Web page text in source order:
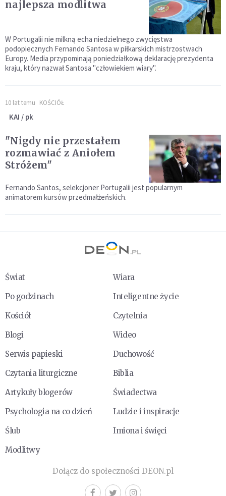
najlepsza modlitwa
W Portugalii nie milkną echa niedzielnego zwycięstwa
podopiecznych Fernando Santosa w piłkarskich mistrzostwach
Europy. Media przypominają poniedziałkową deklarację prezydenta
kraju, który nazwał Santosa "człowiekiem wiary".
10 lat temu KOŚCIÓŁ
KAI / pk
"Nigdy nie przestałem
rozmawiać z Aniołem
Stróżem"
Fernando Santos, selekcjoner Portugalii jest popularnym
animatorem kursów przedmałżeńskich.
Świat
Wiara
Po godzinach
Inteligentne życie
Kościół
Czytelnia
Blogi
Wideo
Serwis papieski
Duchowość
Czytania liturgiczne
Biblia
Artykuły blogerów
Świadectwa
Psychologia na co dzień
Ludzie i inspiracje
Ślub
Imiona i święci
Modlitwy
Dołącz do społeczności DEON.pl